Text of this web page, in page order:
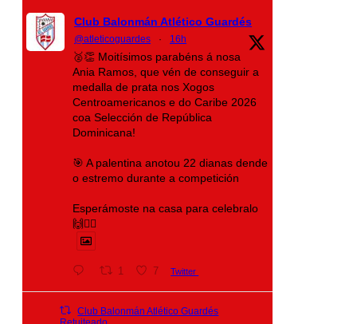
Club Balonmán Atlético Guardés
@atleticoguardes · 16h
🥈👏 Moitísimos parabéns á nosa
Ania Ramos, que vén de conseguir a
medalla de prata nos Xogos
Centroamericanos e do Caribe 2026
coa Selección de República
Dominicana!
🎯 A palentina anotou 22 dianas dende
o estremo durante a competición
Esperámoste na casa para celebralo
🙌❤️‍🔥
1 7 Twitter
Club Balonmán Atlético Guardés